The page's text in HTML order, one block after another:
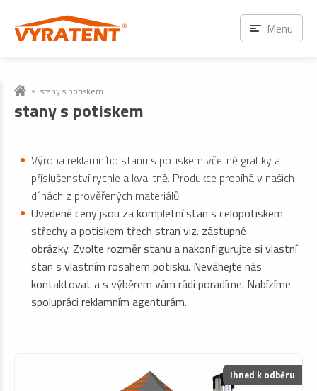
stany s potiskem
stany s potiskem
Výroba reklamního stanu s potiskem včetně grafiky a
příslušenství rychle a kvalitně. Produkce probíhá v našich
dílnách z prověřených materiálů.
Uvedené ceny jsou za kompletní stan s celopotiskem
střechy a potiskem třech stran viz. zástupné
obrázky. Zvolte rozměr stanu a nakonfigurujte si vlastní
stan s vlastním rosahem potisku. Neváhejte nás
kontaktovat a s výběrem vám rádi poradíme. Nabízíme
spolupráci reklamním agenturám.
Ihned k odběru
Menu